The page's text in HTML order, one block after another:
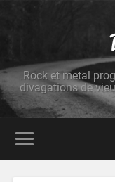
Rock et metal
divagations de